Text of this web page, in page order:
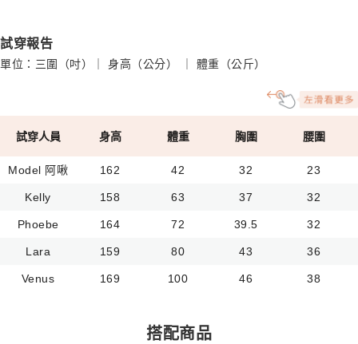
試穿報告
單位：三圍（吋）｜ 身高（公分） ｜ 體重（公斤）
試穿人員 身高 體重 胸圍 腰圍
Model 阿啾 162 42 32 23
Kelly 158 63 37 32
Phoebe 164 72 39.5 32
Lara 159 80 43 36
Venus 169 100 46 38
搭配商品